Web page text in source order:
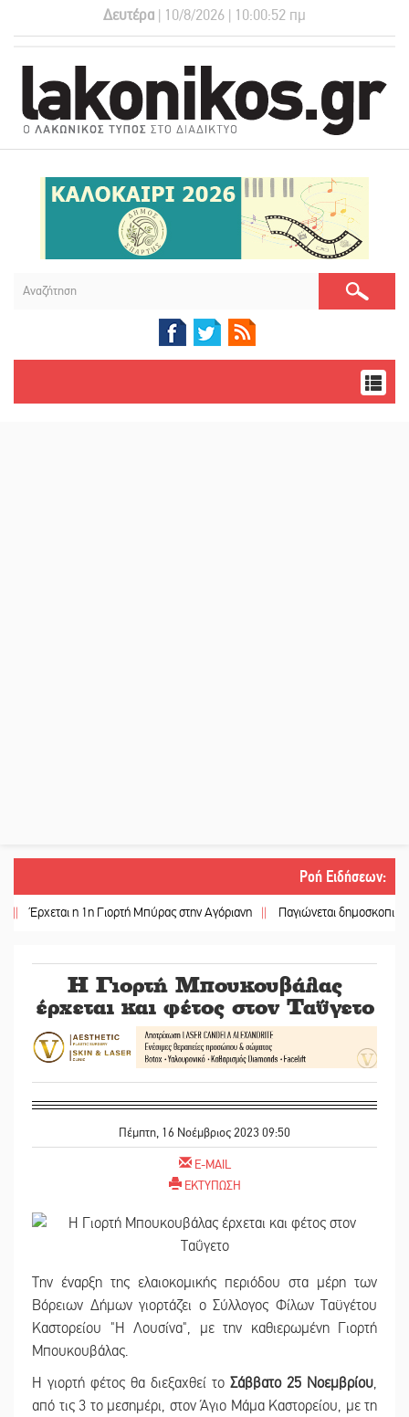
Δευτέρα | 10/8/2026 | 10:00:53 πμ
Ροή Ειδήσεων:
η 1η Γιορτή Μπύρας στην Αγόριανη || Παγιώνεται δημοσκοπικά ο…
Η Γιορτή Μπουκουβάλας
έρχεται και φέτος στον Ταΰγετο
Πέμπτη, 16 Νοέμβριος 2023 09:50
E-MAIL
ΕΚΤΥΠΩΣΗ
Την έναρξη της ελαιοκομικής περιόδου στα μέρη των
Βόρειων Δήμων γιορτάζει ο Σύλλογος Φίλων Ταϋγέτου
Καστορείου "Η Λουσίνα", με την καθιερωμένη Γιορτή
Μπουκουβάλας.
Η γιορτή φέτος θα διεξαχθεί το Σάββατο 25 Νοεμβρίου,
από τις 3 το μεσημέρι, στον Άγιο Μάμα Καστορείου, με τη